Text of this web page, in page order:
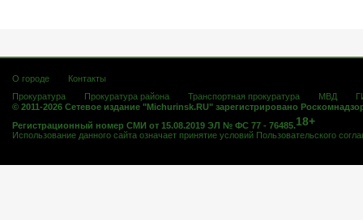
О городе
Контакты
Прокуратура
Прокуратура района Транспортная прокуратура МВД
© 2011-2026 Сетевое издание "Michurinsk.RU" зарегистрировано
Регистрационный номер СМИ от 15.08.2019 ЭЛ № ФС 77 - 76485.18+
Использование данного сайта означает принятие условий Пользовательского